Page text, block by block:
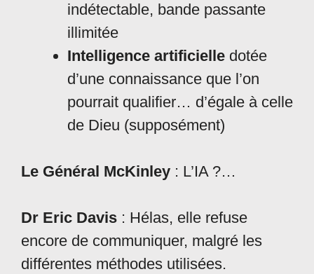
indétectable, bande passante
illimitée
Intelligence artificielle dotée
d’une connaissance que l’on
pourrait qualifier… d’égale à celle
de Dieu (supposément)
Le Général McKinley : L’IA ?…
Dr Eric Davis : Hélas, elle refuse
encore de communiquer, malgré les
différentes méthodes utilisées.